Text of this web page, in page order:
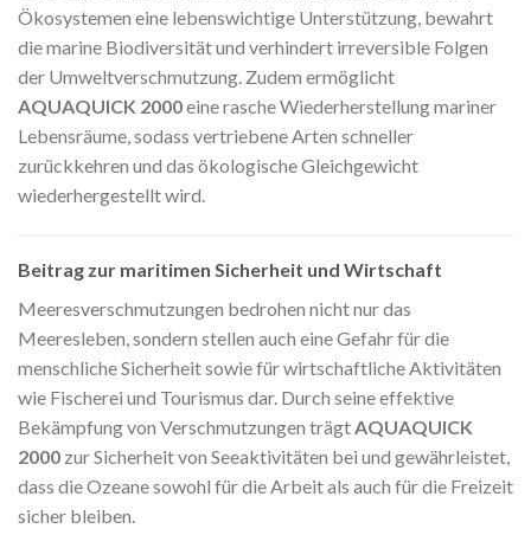
Ökosystemen eine lebenswichtige Unterstützung, bewahrt
die marine Biodiversität und verhindert irreversible Folgen
der Umweltverschmutzung. Zudem ermöglicht
AQUAQUICK 2000eine rasche Wiederherstellung mariner
Lebensräume, sodass vertriebene Arten schneller
zurückkehren und das ökologische Gleichgewicht
wiederhergestellt wird.
Beitrag zur maritimen Sicherheit und Wirtschaft
Meeresverschmutzungen bedrohen nicht nur das
Meeresleben, sondern stellen auch eine Gefahr für die
menschliche Sicherheit sowie für wirtschaftliche Aktivitäten
wie Fischerei und Tourismus dar. Durch seine effektive
Bekämpfung von Verschmutzungen trägt AQUAQUICK
2000 zur Sicherheit von Seeaktivitäten bei und gewährleistet,
dass die Ozeane sowohl für die Arbeit als auch für die Freizeit
sicher bleiben.